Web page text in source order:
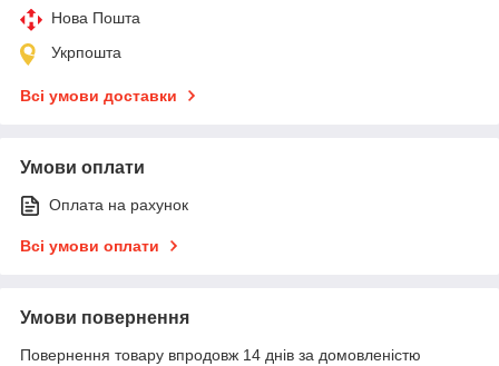
Нова Пошта
Укрпошта
Всі умови доставки
Умови оплати
Оплата на рахунок
Всі умови оплати
Умови повернення
Повернення товару впродовж 14 днів за домовленістю